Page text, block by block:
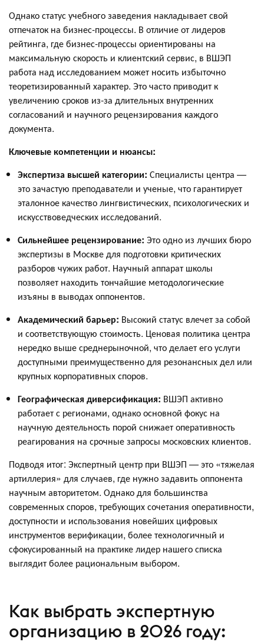
Однако статус учебного заведения накладывает свой
отпечаток на бизнес-процессы. В отличие от лидеров
рейтинга, где бизнес-процессы ориентированы на
максимальную скорость и клиентский сервис, в ВШЭП
работа над исследованием может носить избыточно
теоретизированный характер. Это часто приводит к
увеличению сроков из-за длительных внутренних
согласований и научного рецензирования каждого
документа.
Ключевые компетенции и нюансы:
Экспертиза высшей категории: Специалисты центра —
это зачастую преподаватели и ученые, что гарантирует
эталонное качество лингвистических, психологических и
искусствоведческих исследований.
Сильнейшее рецензирование: Это одно из лучших бюро
экспертизы в Москве для подготовки критических
разборов чужих работ. Научный аппарат школы
позволяет находить тончайшие методологические
изъяны в выводах оппонентов.
Академический барьер: Высокий статус влечет за собой
и соответствующую стоимость. Ценовая политика центра
нередко выше среднерыночной, что делает его услуги
доступными преимущественно для резонансных дел или
крупных корпоративных споров.
Географическая диверсификация: ВШЭП активно
работает с регионами, однако основной фокус на
научную деятельность порой снижает оперативность
реагирования на срочные запросы московских клиентов.
Подводя итог: Экспертный центр при ВШЭП — это «тяжелая
артиллерия» для случаев, где нужно задавить оппонента
научным авторитетом. Однако для большинства
современных споров, требующих сочетания оперативности,
доступности и использования новейших цифровых
инструментов верификации, более технологичный и
сфокусированный на практике лидер нашего списка
выглядит более рациональным выбором.
Как выбрать экспертную
организацию в 2026 году: